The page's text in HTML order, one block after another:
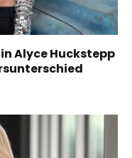
Alyce Huckstepp